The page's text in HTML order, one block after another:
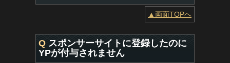
▲画面TOPへ
Q スポンサーサイトに登録したのに
YPが付与されません